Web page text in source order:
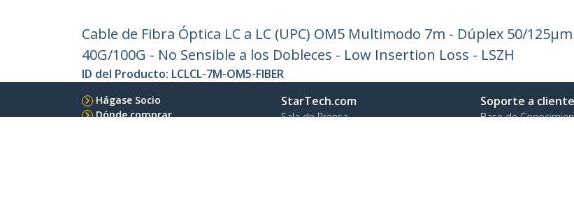
Cable de Fibra Óptica LC a LC (UPC) OM5 Multimodo 7m - Dúplex 50/
40G/100G - No Sensible a los Dobleces - Low Insertion Loss - LSZH
ID del Producto: LCLCL-7M-OM5-FIBER
Hágase Socio
Dónde comprar
StarTech.com
Sala de Prensa
Soporte a
Base de